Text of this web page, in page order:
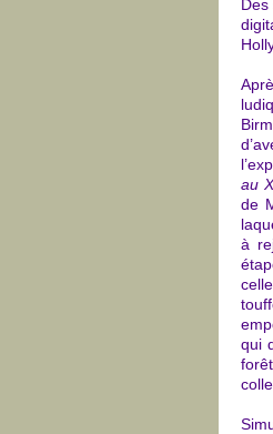
au
de
à
qui